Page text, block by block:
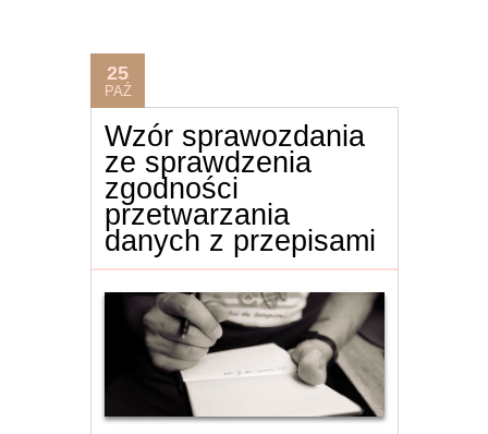
25
PAŹ
Wzór sprawozdania
ze sprawdzenia
zgodności
przetwarzania
danych z przepisami